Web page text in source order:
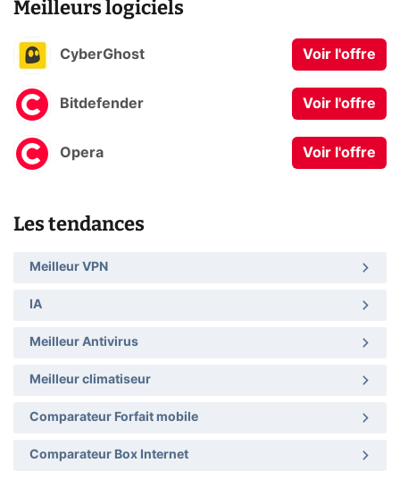
Meilleurs logiciels
CyberGhost Voir l'offre
Bitdefender Voir l'offre
Opera Voir l'offre
Les tendances
Meilleur VPN
IA
Meilleur Antivirus
Meilleur climatiseur
Comparateur Forfait mobile
Comparateur Box Internet